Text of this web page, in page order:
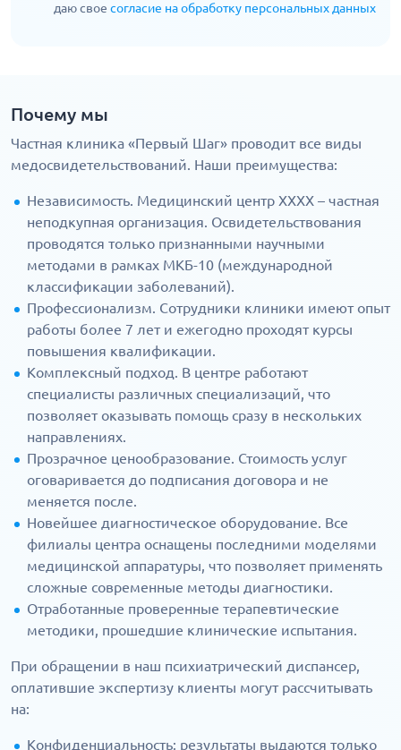
даю свое согласие на обработку персональных данных
Почему мы
Частная клиника «Первый Шаг» проводит все виды
медосвидетельствований. Наши преимущества:
Независимость. Медицинский центр ХХХХ – частная
неподкупная организация. Освидетельствования
проводятся только признанными научными
методами в рамках МКБ-10 (международной
классификации заболеваний).
Профессионализм. Сотрудники клиники имеют опыт
работы более 7 лет и ежегодно проходят курсы
повышения квалификации.
Комплексный подход. В центре работают
специалисты различных специализаций, что
позволяет оказывать помощь сразу в нескольких
направлениях.
Прозрачное ценообразование. Стоимость услуг
оговаривается до подписания договора и не
меняется после.
Новейшее диагностическое оборудование. Все
филиалы центра оснащены последними моделями
медицинской аппаратуры, что позволяет применять
сложные современные методы диагностики.
Отработанные проверенные терапевтические
методики, прошедшие клинические испытания.
При обращении в наш психиатрический диспансер,
оплатившие экспертизу клиенты могут рассчитывать
на:
Конфиденциальность: результаты выдаются только